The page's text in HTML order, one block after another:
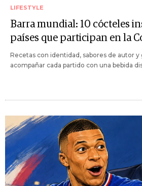
LIFESTYLE
Barra mundial: 10 cócteles
países que participan en la
Recetas con identidad, sabores de autor y
acompañar cada partido con una bebida